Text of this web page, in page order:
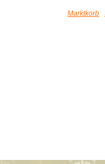
Marktkorb